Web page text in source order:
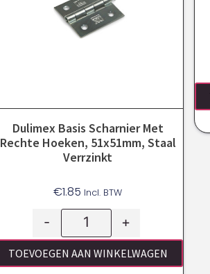
Dulimex Basis Scharnier Met
Rechte Hoeken, 51x51mm, Staal
Verrzinkt
€1.85 Incl. BTW
- +
TOEVOEGEN AAN WINKELWAGEN